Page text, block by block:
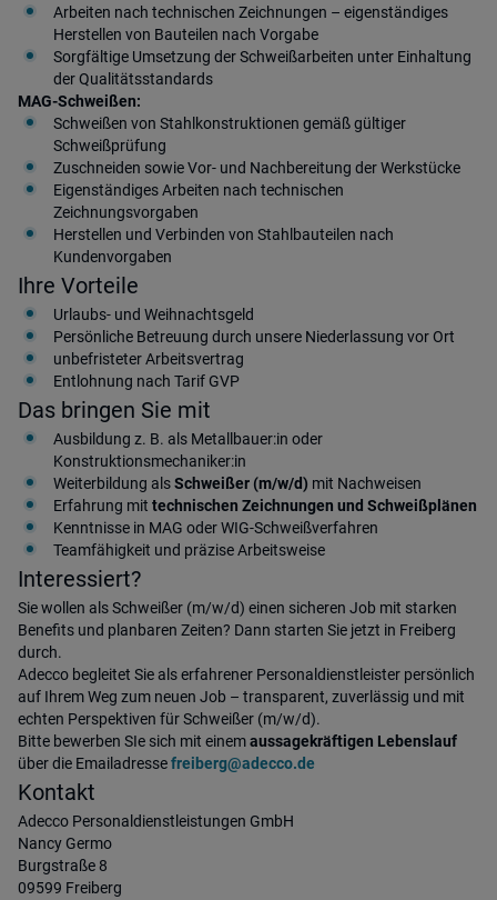
Arbeiten nach technischen Zeichnungen – eigenständiges
Herstellen von Bauteilen nach Vorgabe
Sorgfältige Umsetzung der Schweißarbeiten unter Einhaltung
der Qualitätsstandards
MAG-Schweißen:
Schweißen von Stahlkonstruktionen gemäß gültiger
Schweißprüfung
Zuschneiden sowie Vor- und Nachbereitung der Werkstücke
Eigenständiges Arbeiten nach technischen
Zeichnungsvorgaben
Herstellen und Verbinden von Stahlbauteilen nach
Kundenvorgaben
Ihre Vorteile
Urlaubs- und Weihnachtsgeld
Persönliche Betreuung durch unsere Niederlassung vor Ort
unbefristeter Arbeitsvertrag
Entlohnung nach Tarif GVP
Das bringen Sie mit
Ausbildung z. B. als Metallbauer:in oder
Konstruktionsmechaniker:in
Weiterbildung alsSchweißer (m/w/d) mit Nachweisen
Erfahrung mit technischen Zeichnungen und Schweißplänen
Kenntnisse in MAG oder WIG-Schweißverfahren
Teamfähigkeit und präzise Arbeitsweise
Interessiert?
Sie wollen als Schweißer (m/w/d) einen sicheren Job mit starken
Benefits und planbaren Zeiten? Dann starten Sie jetzt in Freiberg
durch.
Adecco begleitet Sie als erfahrener Personaldienstleister persönlich
auf Ihrem Weg zum neuen Job – transparent, zuverlässig und mit
echten Perspektiven für Schweißer (m/w/d).
Bitte bewerben SIe sich mit einemaussagekräftigen Lebenslauf
über die Emailadressefreiberg@adecco.de
Kontakt
Adecco Personaldienstleistungen GmbH
Nancy Germo
Burgstraße 8
09599 Freiberg